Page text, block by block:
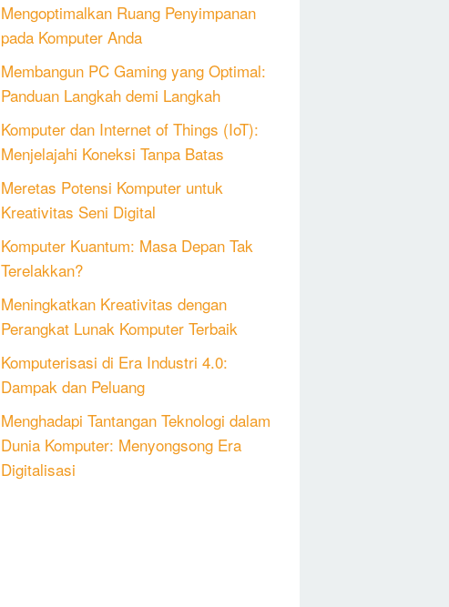
Mengoptimalkan Ruang Penyimpanan
pada Komputer Anda
Membangun PC Gaming yang Optimal:
Panduan Langkah demi Langkah
Komputer dan Internet of Things (IoT):
Menjelajahi Koneksi Tanpa Batas
Meretas Potensi Komputer untuk
Kreativitas Seni Digital
Komputer Kuantum: Masa Depan Tak
Terelakkan?
Meningkatkan Kreativitas dengan
Perangkat Lunak Komputer Terbaik
Komputerisasi di Era Industri 4.0:
Dampak dan Peluang
Menghadapi Tantangan Teknologi dalam
Dunia Komputer: Menyongsong Era
Digitalisasi